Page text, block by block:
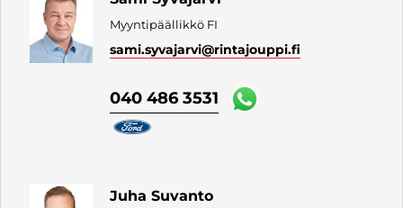
Myyntipäällikkö FI
sami.syvajarvi@rintajouppi.fi
040 486 3531
Juha Suvanto